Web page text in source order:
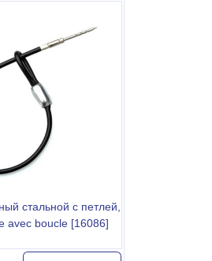
стальной с петлей,
avec boucle [16086]